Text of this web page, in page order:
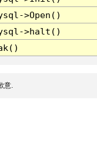
>Open()
>halt()
意.